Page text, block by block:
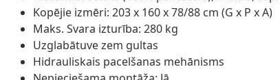
Kopējie izmēri: 203 x 160 x 78/88 cm (G x P x A)
Maks. Svara izturība: 280 kg
Uzglabātuve zem gultas
Hidrauliskais pacelšanas mehānisms